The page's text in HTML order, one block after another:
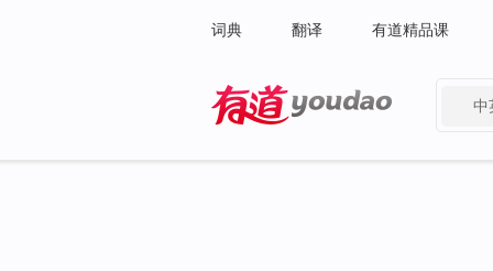
词典 翻译 有道精品课
中